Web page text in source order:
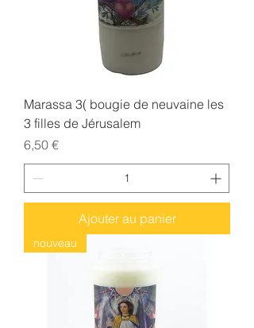
Marassa 3( bougie de neuvaine les
3 filles de Jérusalem
Prix
6,50 €
Ajouter au panier
nouveau